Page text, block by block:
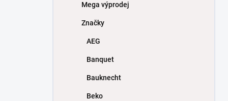
Mega výprodej
Značky
AEG
Banquet
Bauknecht
Beko